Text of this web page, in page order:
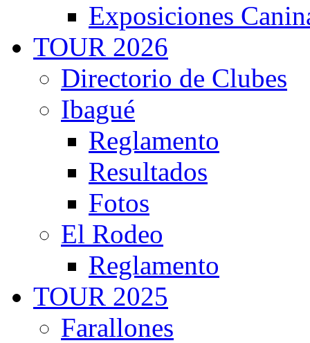
Exposiciones
TOUR 2026
Directorio de Clubes
Ibagué
Reglamento
Resultados
Fotos
El Rodeo
Reglamento
TOUR 2025
Farallones